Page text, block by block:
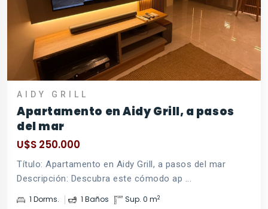
AIDY GRILL
Apartamento en Aidy Grill, a pasos
del mar
U$S 250.000
Título: Apartamento en Aidy Grill, a pasos del mar
Descripción: Descubra este cómodo ap ...
1 Dorms. 1 Baños Sup. 0 m2